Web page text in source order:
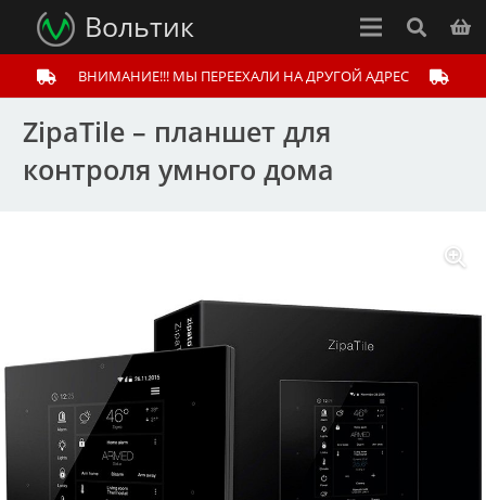
Вольтик
ВНИМАНИЕ!!! МЫ ПЕРЕЕХАЛИ НА ДРУГОЙ АДРЕС
ZipaTile – планшет для
контроля умного дома